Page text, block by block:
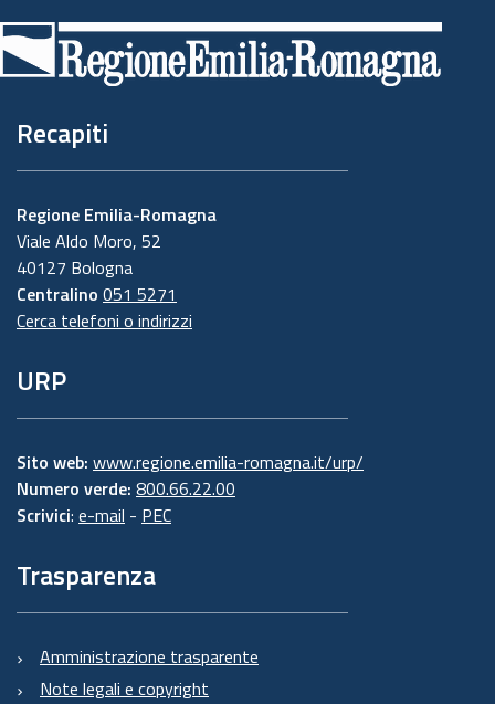
di
pagina
Recapiti
Regione Emilia-Romagna
Viale Aldo Moro, 52
40127 Bologna
Centralino 051 5271
Cerca telefoni o indirizzi
URP
Sito web: www.regione.emilia-romagna.it/urp/
Numero verde: 800.66.22.00
Scrivici: e-mail - PEC
Trasparenza
Amministrazione trasparente
Note legali e copyright